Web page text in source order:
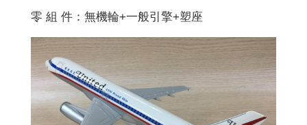
零 組 件：無機輪+一般引擎+塑座